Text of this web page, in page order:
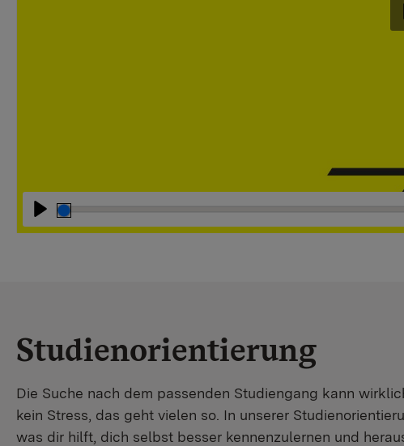
Abspielen
Studienorientierung
Die Suche nach dem passenden Studiengang kann
kein Stress, das geht vielen so. In unserer
was dir hilft, dich selbst besser kennenzulernen und